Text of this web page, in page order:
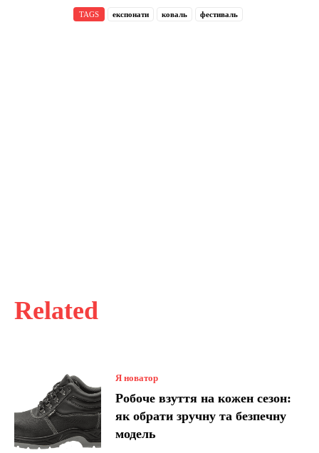
Related
Я новатор
Робоче взуття на кожен сезон:
як обрати зручну та безпечну
модель
TAGS експонати коваль фестиваль